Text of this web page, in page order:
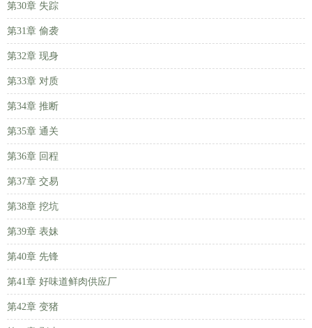
第30章 失踪
第31章 偷袭
第32章 现身
第33章 对质
第34章 推断
第35章 通关
第36章 回程
第37章 交易
第38章 挖坑
第39章 表妹
第40章 先锋
第41章 好味道鲜肉供应厂
第42章 变猪